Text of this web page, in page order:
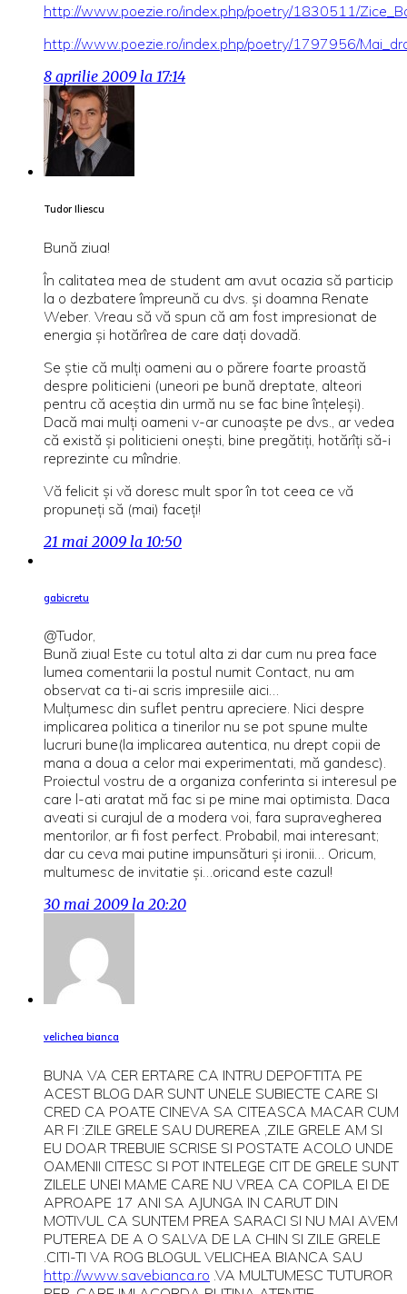
http://www.poezie.ro/index.php/poetry/1830511/
http://www.poezie.ro/index.php/poetry/1797956/
8 aprilie 2009 la 17:14
Tudor Iliescu
Bună ziua!
În calitatea mea de student am avut ocazia să particip
la o dezbatere împreună cu dvs. şi doamna Renate
Weber. Vreau să vă spun că am fost impresionat de
energia şi hotărîrea de care daţi dovadă.
Se ştie că mulţi oameni au o părere foarte proastă
despre politicieni (uneori pe bună dreptate, alteori
pentru că aceştia din urmă nu se fac bine înţeleşi).
Dacă mai mulţi oameni v-ar cunoaşte pe dvs., ar vedea
că există şi politicieni oneşti, bine pregătiţi, hotărîţi să-i
reprezinte cu mîndrie.
Vă felicit şi vă doresc mult spor în tot ceea ce vă
propuneţi să (mai) faceţi!
21 mai 2009 la 10:50
gabicretu
@Tudor,
Bună ziua! Este cu totul alta zi dar cum nu prea face
lumea comentarii la postul numit Contact, nu am
observat ca ti-ai scris impresiile aici…
Mulțumesc din suflet pentru apreciere. Nici despre
implicarea politica a tinerilor nu se pot spune multe
lucruri bune(la implicarea autentica, nu drept copii de
mana a doua a celor mai experimentati, mă gandesc).
Proiectul vostru de a organiza conferinta si interesul pe
care l-ati aratat mă fac si pe mine mai optimista. Daca
aveati si curajul de a modera voi, fara supravegherea
mentorilor, ar fi fost perfect. Probabil, mai interesant;
dar cu ceva mai putine impunsături și ironii… Oricum,
multumesc de invitatie și…oricand este cazul!
30 mai 2009 la 20:20
velichea bianca
BUNA VA CER ERTARE CA INTRU DEPOFTITA PE
ACEST BLOG DAR SUNT UNELE SUBIECTE CARE SI
CRED CA POATE CINEVA SA CITEASCA MACAR CUM
AR FI :ZILE GRELE SAU DUREREA ,ZILE GRELE AM SI
EU DOAR TREBUIE SCRISE SI POSTATE ACOLO UNDE
OAMENII CITESC SI POT INTELEGE CIT DE GRELE SUNT
ZILELE UNEI MAME CARE NU VREA CA COPILA EI DE
APROAPE 17 ANI SA AJUNGA IN CARUT DIN
MOTIVUL CA SUNTEM PREA SARACI SI NU MAI AVEM
PUTEREA DE A O SALVA DE LA CHIN SI ZILE GRELE
.CITI-TI VA ROG BLOGUL VELICHEA BIANCA SAU
http://www.savebianca.ro .VA MULTUMESC TUTUROR